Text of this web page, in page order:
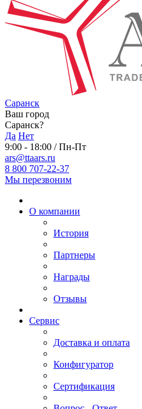
Саранск
Ваш город
Саранск?
Да Нет
9:00 - 18:00 / Пн-Пт
ars@ttaars.ru
8 800 707-22-37
Мы перезвоним
О компании
История
Партнеры
Награды
Отзывы
Сервис
Доставка и оплата
Конфигуратор
Сертификация